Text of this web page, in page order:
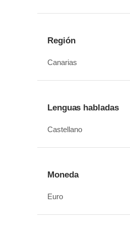
Región
Canarias
Lenguas habladas
Castellano
Moneda
Euro